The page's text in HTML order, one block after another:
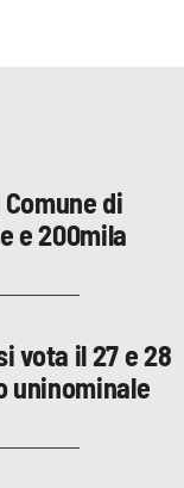
di
e 200mila
vota il 27 e 28
uninominale